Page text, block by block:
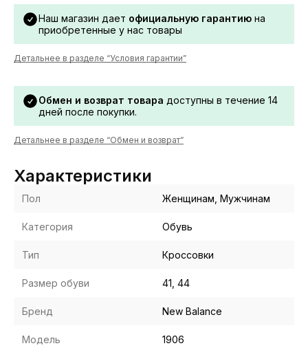
Наш магазин дает официальную гарантию на
приобретенные у нас товары
Детальнее в разделе “Условия гарантии”
Обмен и возврат товара доступны в течение 14
дней после покупки.
Детальнее в разделе “Обмен и возврат”
Характеристики
Пол Женщинам, Мужчинам
Категория Обувь
Тип Кроссовки
Размер обуви 41, 44
Бренд New Balance
Модель 1906